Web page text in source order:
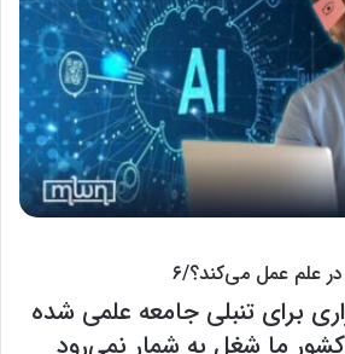
علم عمل می‌کند؟/۶
برای تنبلی جامعه علمی شده
ما شغل به شمار نمی‌رود